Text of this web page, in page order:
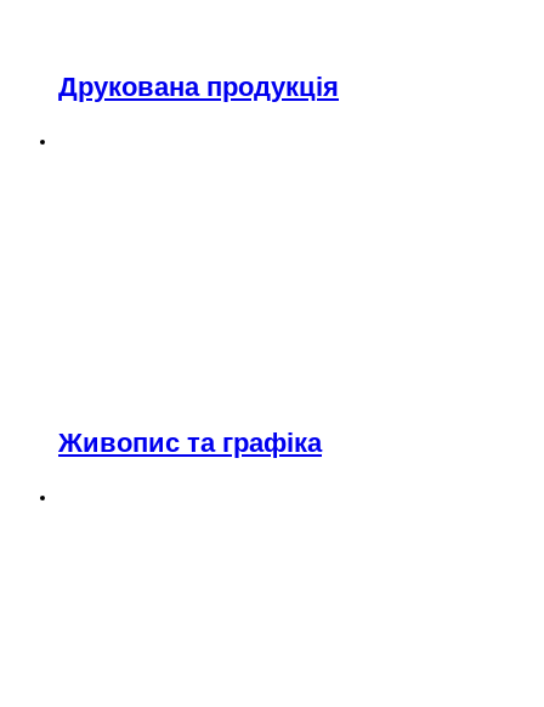
Друкована продукція
Живопис та графіка